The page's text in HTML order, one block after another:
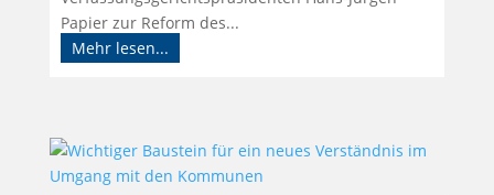
Papier zur Reform des...
Mehr lesen...